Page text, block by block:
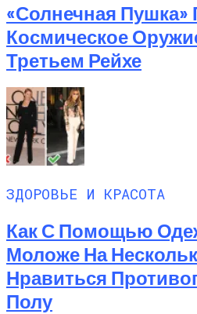
«Солнечная Пушка»
Космическое
Третьем Рейхе
ЗДОРОВЬЕ И КРАСОТА
Как С Помощью
Моложе На
Нравиться
Полу